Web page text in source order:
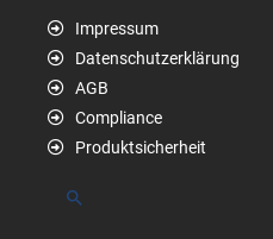
Impressum
Datenschutzerklärung
AGB
Compliance
Produktsicherheit
Suchen